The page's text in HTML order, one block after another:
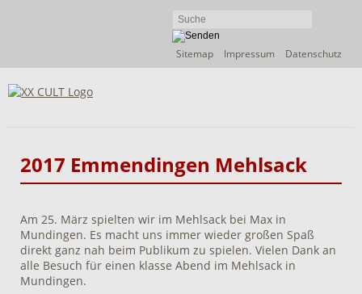
Navigation
Sitemap Impressum Datenschutz
2017 Emmendingen Mehlsack
Am 25. März spielten wir im Mehlsack bei Max in
Mundingen. Es macht uns immer wieder großen Spaß
direkt ganz nah beim Publikum zu spielen. Vielen Dank an
alle Besuch für einen klasse Abend im Mehlsack in
Mundingen.